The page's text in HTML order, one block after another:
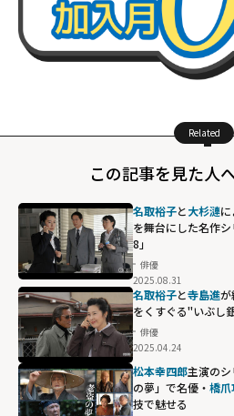
Related
この記事を見た人
名取裕子と大杉漣
を舞台にした名作
8」
俳優
2025.08.31
名取裕子と寺島進が
をくすぐる"いぶし
俳優
2025.04.24
松本幸四郎主演の
の夢」で名優・ 橋爪
技で魅せる